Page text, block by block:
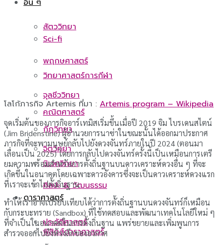
อื่น ๆ
Sci-fi
วิทยาศาสตร์การกีฬา
คณิตศาสตร์
จิตวิทยา
ศิลปะ & วัฒนธรรม
ประวัติศาสตร์
สัตววิทยา
พฤกษศาสตร์
จุลชีววิทยา
กีฏวิทยา
นิเวศวิทยา
ดาราศาสตร์
ฟิสิกส์ดาราศาสตร์
โลโก้ภารกิจ Artemis ที่มา : Artemis program – Wikipedia
จุดเริ่มต้นของภารกิจอาร์เทมิสเริ่มขึ้นเมื่อปี 2019 จิม ไบรเดนสไตน์
(Jim Bridenstine) ผู้อำนวยการนาซ่าในขณะนั้นได้ออกมาประกาศ
ภารกิจที่จะพามนุษย์กลับไปยังดวงจันทร์ภายในปี 2024 (ตอนมา
เลื่อนเป็น 2025) โดยการกลับไปดวงจันทร์ครั้งนี้เป็นเหมือนการเตรี
ยมความพร้อมสำหรับการตั้งถิ่นฐานบนดาวเคราะห์ดวงอื่น ๆ ที่จะ
เกิดขึ้นในอนาคตโดยเฉพาะดาวอังคารซึ่งจะเป็นดาวเคราะห์ดวงแรก
ที่เราจะเข้าไปตั้งถิ่นฐาน
ทำให้เราอาจเปรียบเทียบได้ว่าการตั้งถิ่นฐานบนดวงจันทร์ก็เหมือน
กับกระบะทราย (Sandbox) ที่ใช้ทดสอบและพัฒนาเทคโนโลยีใหม่ ๆ
ที่จำเป็นในอนาคตในการตั้งถิ่นฐาน แพร่ขยายและเพิ่มพูนการ
สำรวจออกไปยังห้วงลึกของอวกาศ